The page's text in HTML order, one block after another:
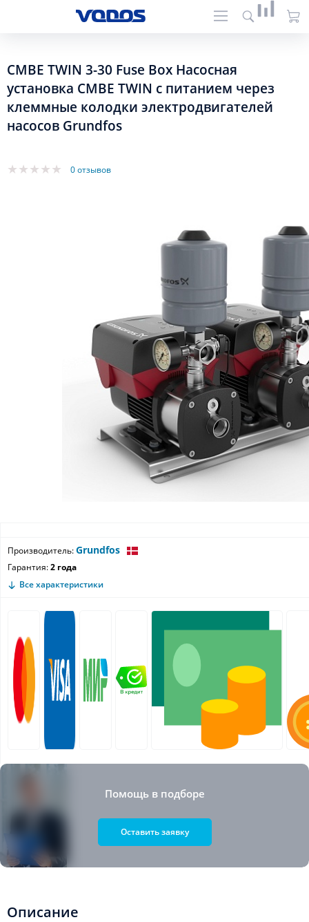
CMBE TWIN 3-30 Fuse Box Насосная
установка CMBE TWIN c питанием через
клеммные колодки электродвигателей
насосов Grundfos
0 отзывов
Производитель:Grundfos
Гарантия:2 года
Все характеристики
Помощь в подборе
Оставить заявку
Описание